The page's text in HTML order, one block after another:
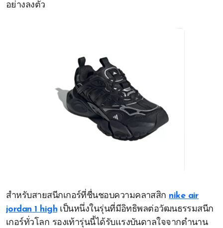
อย่างลงตัว
สำหรับสายสนีกเกอร์ที่ชื่นชอบความคลาสสิก nike air
jordan 1 highเป็นหนึ่งในรุ่นที่มีอิทธิพลต่อวัฒนธรรมสนีก
เกอร์ทั่วโลก รองเท้ารุ่นนี้ได้รับแรงบันดาลใจจากตำนาน